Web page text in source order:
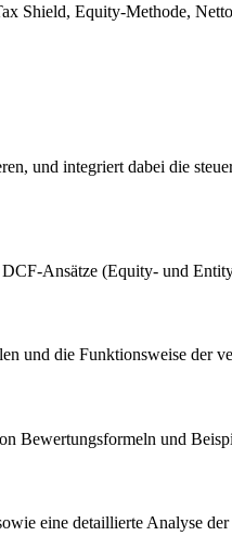
Shield, Equity-Methode,
und integriert dabei die
Ansätze (Equity- und
die Funktionsweise der
Bewertungsformeln und
eine detaillierte Analyse